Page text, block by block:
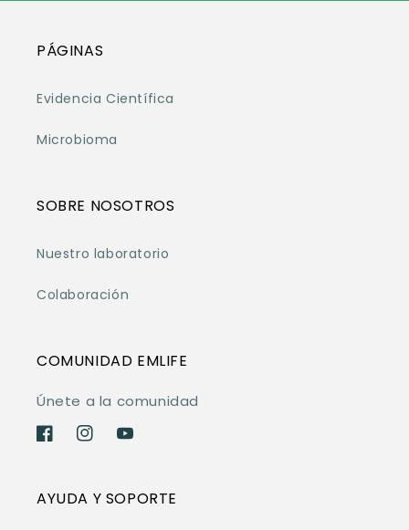
PÁGINAS
Evidencia Científica
Microbioma
SOBRE NOSOTROS
Nuestro laboratorio
Colaboración
COMUNIDAD EMLIFE
Únete a la comunidad
FacebookInstagramYouTube
AYUDA Y SOPORTE